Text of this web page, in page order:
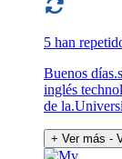
5 han
Buenos
inglés
de
+ Ver más -